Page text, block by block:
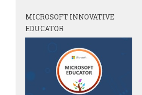
MICROSOFT INNOVATIVE
EDUCATOR